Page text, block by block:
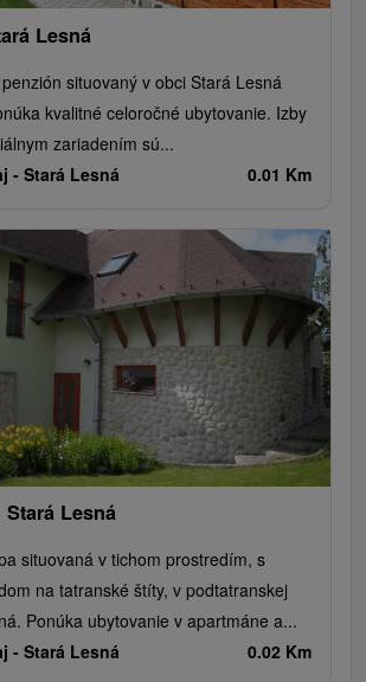
Lesná
situovaný v obci Stará Lesná
kvalitné celoročné ubytovanie. Izby
zariadením sú...
- Stará Lesná 0.01 Km
Lesná
situovaná v tichom prostredím, s
na tatranské štíty, v podtatranskej
Ponúka ubytovanie v apartmáne a...
- Stará Lesná 0.02 Km